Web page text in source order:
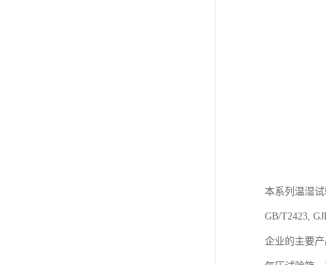
本系列温湿
GB/T2423,
企业的主要